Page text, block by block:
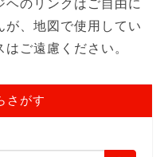
のリンクはご自由に
が、地図で使用してい
ご遠慮ください。
さがす